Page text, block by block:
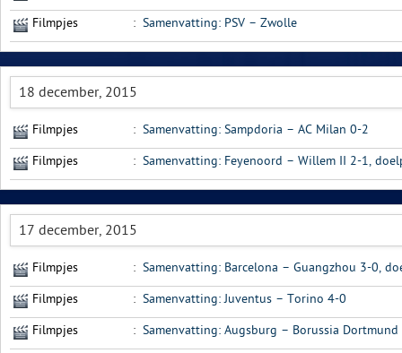
Filmpjes : Samenvatting: PSV – Zwolle
18 december, 2015
Filmpjes : Samenvatting: Sampdoria – AC Milan 0-2
Filmpjes : Samenvatting: Feyenoord – Willem II 2-1,
17 december, 2015
Filmpjes : Samenvatting: Barcelona – Guangzhou 3-0,
Filmpjes : Samenvatting: Juventus – Torino 4-0
Filmpjes : Samenvatting: Augsburg – Borussia